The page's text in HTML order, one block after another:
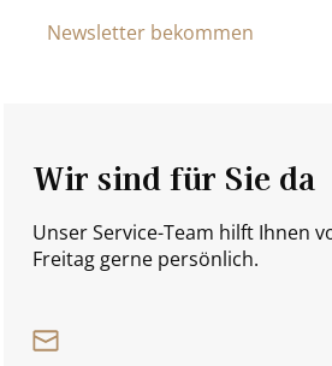
Newsletter bekommen
Wir sind für Sie da
Unser Service-Team hilft Ihnen
Freitag gerne persönlich.